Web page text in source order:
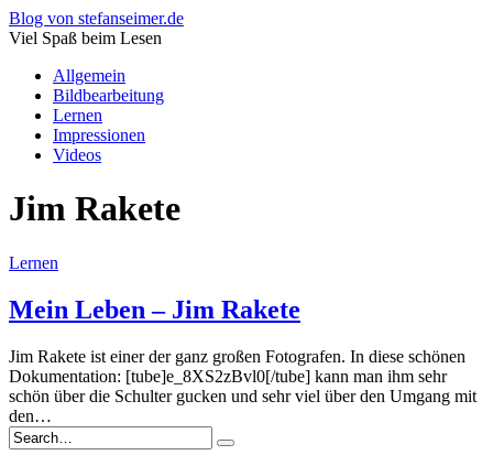
Blog von stefanseimer.de
Viel Spaß beim Lesen
Allgemein
Bildbearbeitung
Lernen
Impressionen
Videos
Jim Rakete
Lernen
Mein Leben – Jim Rakete
Jim Rakete ist einer der ganz großen Fotografen. In diese schönen
Dokumentation: [tube]e_8XS2zBvl0[/tube] kann man ihm sehr
schön über die Schulter gucken und sehr viel über den Umgang mit
den…